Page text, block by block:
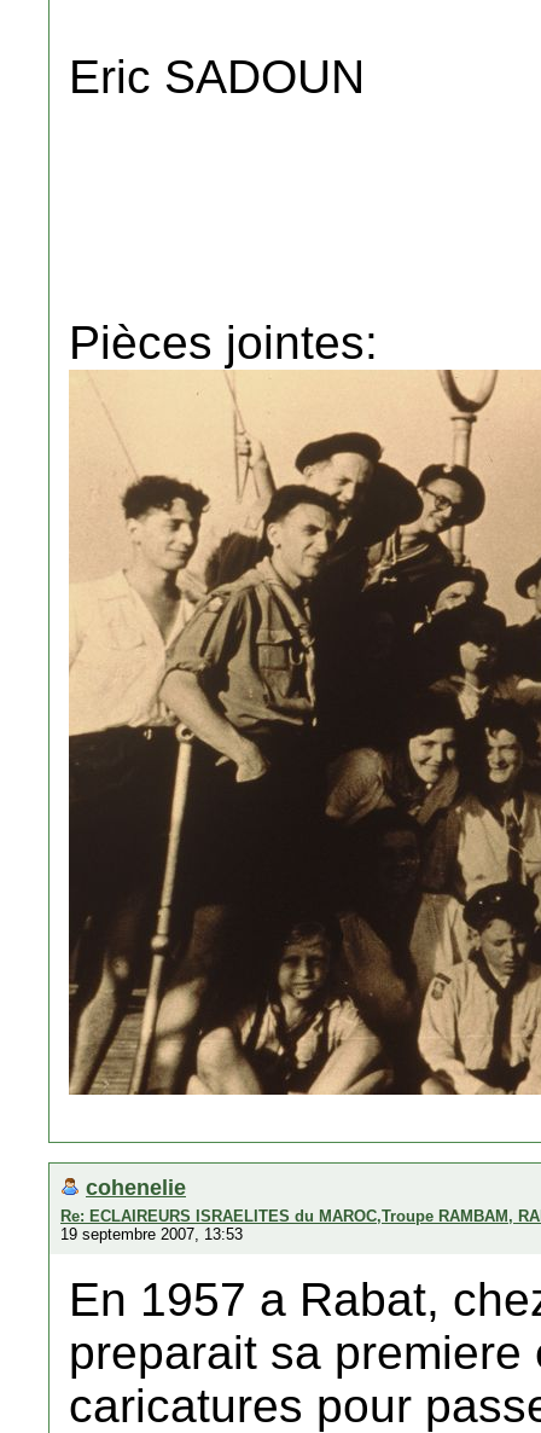
Eric SADOUN
Pièces jointes:
cohenelie
Re: ECLAIREURS ISRAELITES du MAROC,Troupe RAMBAM,
19 septembre 2007, 13:53
En 1957 a Rabat,
preparait sa
caricatures pour